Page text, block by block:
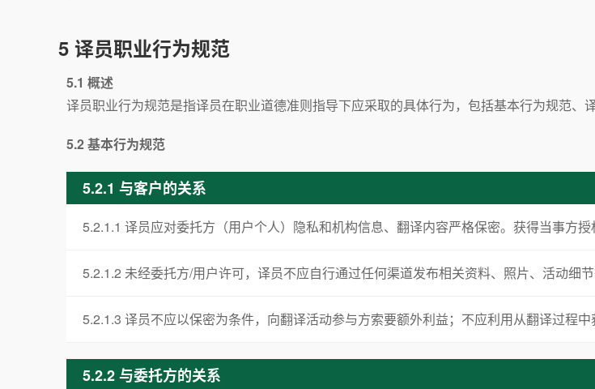
5 译员职业行为规范
5.1 概述
译员职业行为规范是指译员在职业道德准则指导下应采取的具体行为，包括基本行为规范、
5.2 基本行为规范
5.2.1 与客户的关系
5.2.1.1 译员应对委托方（用户个人）隐私和机构信息、翻译内容严格保密。获得当事方授
5.2.1.2 未经委托方/用户许可，译员不应自行通过任何渠道发布相关资料、照片、活动细节
5.2.1.3 译员不应以保密为条件，向翻译活动参与方索要额外利益；不应利用从翻译过程中
5.2.2 与委托方的关系